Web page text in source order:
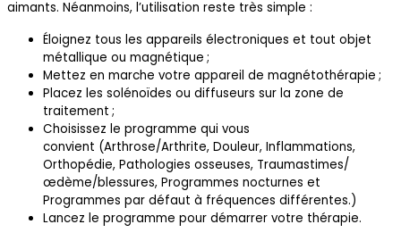
aimants. Néanmoins, l’utilisation reste très simple :
Éloignez tous les appareils électroniques et tout objet
métallique ou magnétique ;
Mettez en marche votre appareil de magnétothérapie ;
Placez les solénoïdes ou diffuseurs sur la zone de
traitement ;
Choisissez le programme qui vous
convient (Arthrose/Arthrite, Douleur, Inflammations,
Orthopédie, Pathologies osseuses, Traumastimes/
œdème/blessures, Programmes nocturnes et
Programmes par défaut à fréquences différentes.)
Lancez le programme pour démarrer votre thérapie.